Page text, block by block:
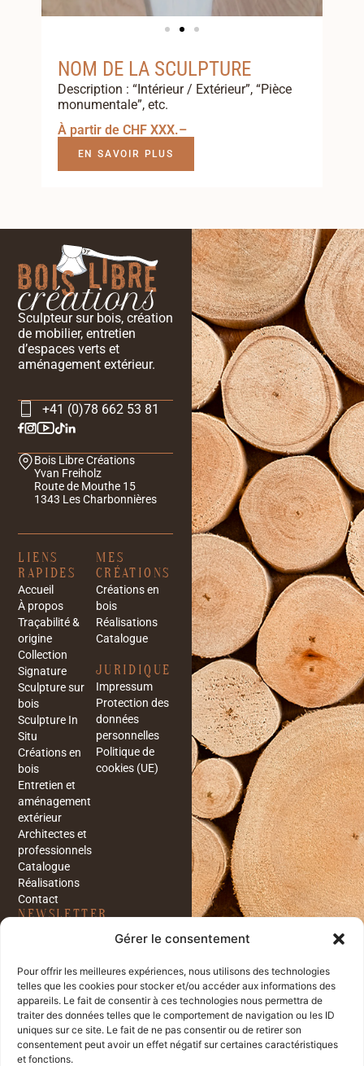
Gérer le consentement
Pour offrir les meilleures expériences, nous utilisons des technologies
telles que les cookies pour stocker et/ou accéder aux informations des
appareils. Le fait de consentir à ces technologies nous permettra de
traiter des données telles que le comportement de navigation ou les ID
uniques sur ce site. Le fait de ne pas consentir ou de retirer son
consentement peut avoir un effet négatif sur certaines caractéristiques
et fonctions.
NOM DE LA SCULPTURE
Description : “Intérieur / Extérieur”, “Pièce
monumentale”, etc.
À partir de CHF XXX.–
EN SAVOIR PLUS
Sculpteur sur bois, création
de mobilier, entretien
d’espaces verts et
aménagement extérieur.
+41 (0)78 662 53 81
Bois Libre Créations
Yvan Freiholz
Route de Mouthe 15
1343 Les Charbonnières
LIENS
RAPIDES
Accueil
À propos
Traçabilité &
origine
Collection
Signature
Sculpture sur
bois
Sculpture In
Situ
Créations en
bois
Entretien et
aménagement
extérieur
Architectes et
professionnels
Catalogue
Réalisations
Contact
MES
CRÉATIONS
Créations en
bois
Réalisations
Catalogue
JURIDIQUE
Impressum
Protection des
données
personnelles
Politique de
cookies (UE)
NEWSLETTER
dernières nouveautés et
en vous inscrivant à notre
newsletter.
J'ai lu et j'accepte la